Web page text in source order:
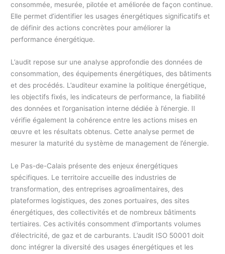
consommée, mesurée, pilotée et améliorée de façon continue.
Elle permet d’identifier les usages énergétiques significatifs et
de définir des actions concrètes pour améliorer la
performance énergétique.
L’audit repose sur une analyse approfondie des données de
consommation, des équipements énergétiques, des bâtiments
et des procédés. L’auditeur examine la politique énergétique,
les objectifs fixés, les indicateurs de performance, la fiabilité
des données et l’organisation interne dédiée à l’énergie. Il
vérifie également la cohérence entre les actions mises en
œuvre et les résultats obtenus. Cette analyse permet de
mesurer la maturité du système de management de l’énergie.
Le Pas-de-Calais présente des enjeux énergétiques
spécifiques. Le territoire accueille des industries de
transformation, des entreprises agroalimentaires, des
plateformes logistiques, des zones portuaires, des sites
énergétiques, des collectivités et de nombreux bâtiments
tertiaires. Ces activités consomment d’importants volumes
d’électricité, de gaz et de carburants. L’audit ISO 50001 doit
donc intégrer la diversité des usages énergétiques et les